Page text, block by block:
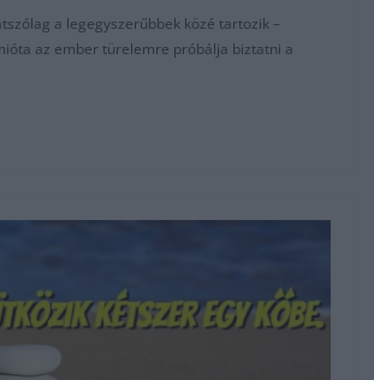
a legegyszerűbbek közé tartozik –
az ember türelemre próbálja biztatni a